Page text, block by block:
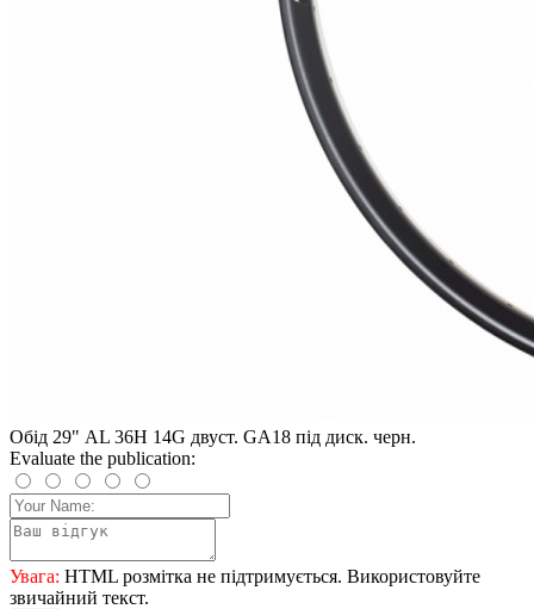
Обід 29" AL 36H 14G двуст. GA18 під диск. черн.
Evaluate the publication:
Увага: HTML розмітка не підтримується. Використовуйте
звичайний текст.